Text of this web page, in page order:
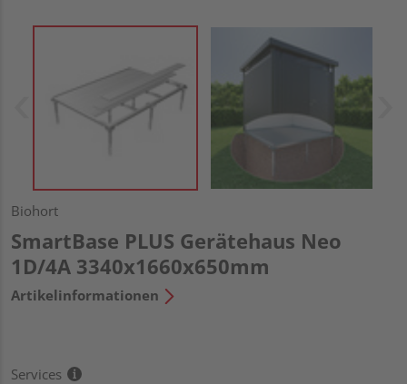
Biohort
SmartBase PLUS Gerätehaus Neo
1D/4A 3340x1660x650mm
Artikelinformationen
Services